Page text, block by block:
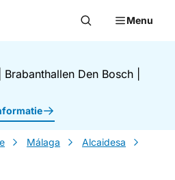
Menu
Brabanthallen Den Bosch
Málaga
Alcaidesa